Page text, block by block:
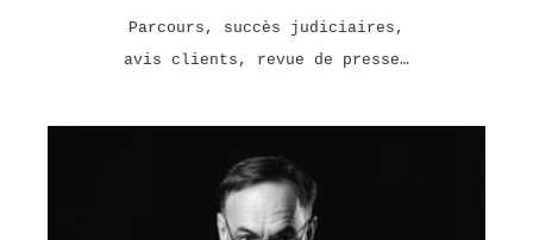
Parcours, succès judiciaires,
avis clients, revue de presse…